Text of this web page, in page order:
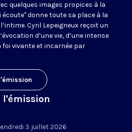
quelques images propices à la
donne toute sa place à la
Cyril Lepeigneux reçoit un
d’une vie, d’une intense
foi vivante et incarnée par
l'émission
3 juillet 2026